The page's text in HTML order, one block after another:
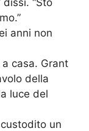
“Sto
anni non
casa. Grant
della
luce del
un